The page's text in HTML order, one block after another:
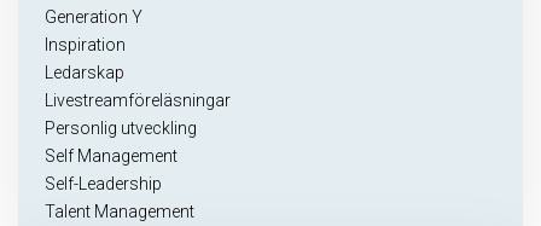
Generation Y
Inspiration
Ledarskap
Livestreamföreläsningar
Personlig utveckling
Self Management
Self-Leadership
Talent Management